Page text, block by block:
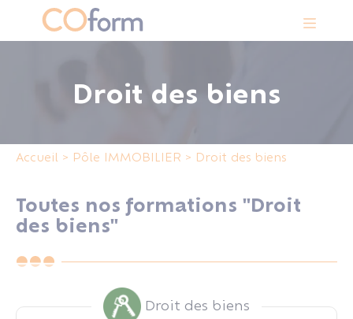
Droit des biens
Accueil > Pôle IMMOBILIER > Droit des biens
Toutes nos formations "Droit
des biens"
Droit des biens
Panneau de gestion des cookies